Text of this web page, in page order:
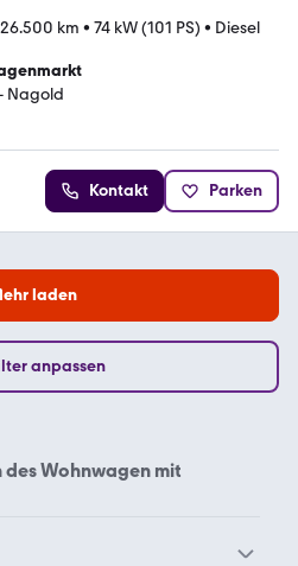
26.500 km • 74 kW (101 PS) • Diesel
Nagold
Kontakt Parken
laden
anpassen
desWohnwagen mit